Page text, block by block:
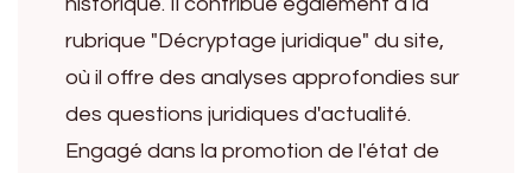
historique. Il contribue également à la
rubrique "Décryptage juridique" du site,
où il offre des analyses approfondies sur
des questions juridiques d'actualité.
Engagé dans la promotion de l'état de